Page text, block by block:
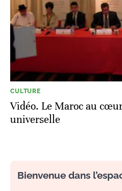
CULTURE
Vidéo. Le Maroc au
universelle
Bienvenue dans